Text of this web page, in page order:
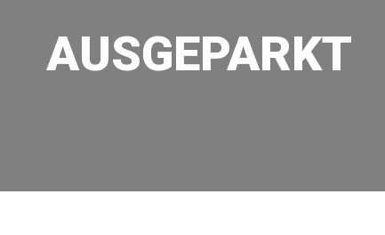
AUSGEPARKT